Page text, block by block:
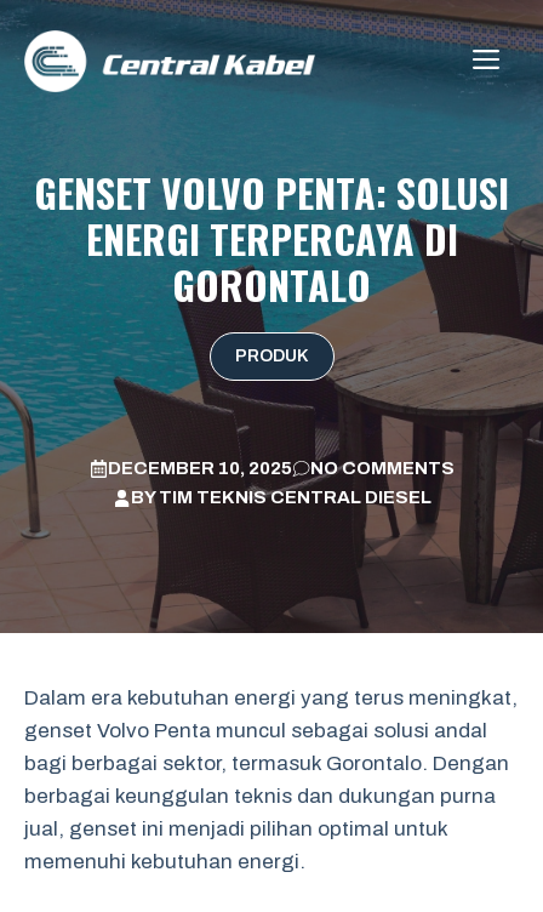
Skip
content
GENSET VOLVO PENTA: SOLUSI
ENERGI TERPERCAYA DI
GORONTALO
PRODUK
DECEMBER 10, 2025
NO COMMENTS
BYTIM TEKNIS CENTRAL DIESEL
Dalam era kebutuhan energi yang terus meningkat,
genset Volvo Penta muncul sebagai solusi andal
bagi berbagai sektor, termasuk Gorontalo. Dengan
berbagai keunggulan teknis dan dukungan purna
jual, genset ini menjadi pilihan optimal untuk
memenuhi kebutuhan energi.